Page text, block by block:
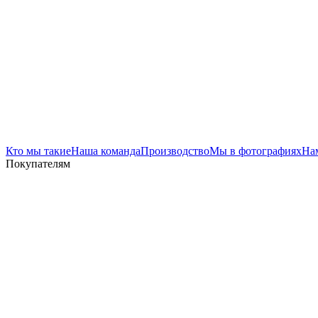
Кто мы такиеНаша командаПроизводствоМы в фотографиях
Покупателям